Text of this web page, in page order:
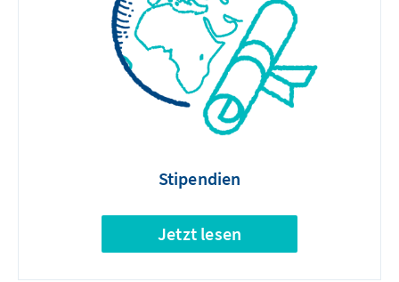
Stipendien
Jetzt lesen